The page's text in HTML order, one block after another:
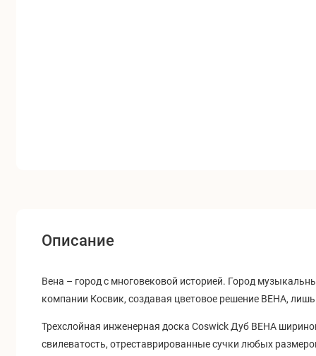
Описание
Вена – город с многовековой историей. Город
компании Косвик, создавая цветовое решение ВЕНА,
Трехслойная инженерная доска Coswick Дуб ВЕНА
свилеватость, отреставрированные сучки любых